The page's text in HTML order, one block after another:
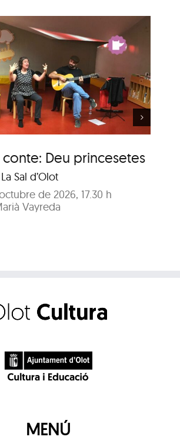
Deu princesetes
Sal d’Olot
de 2026, 17.30 h
Vayreda
del conte per a
La festa
d’aniversari
MENÚ